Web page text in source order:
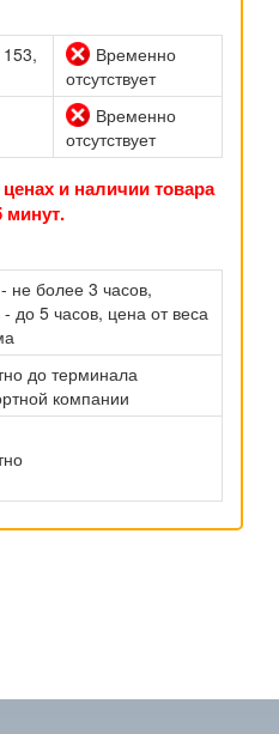
Временно
отсутствует
Временно
отсутствует
и наличии товара
минут.
не более 3 часов,
- до 5 часов, цена от веса
до терминала
компании